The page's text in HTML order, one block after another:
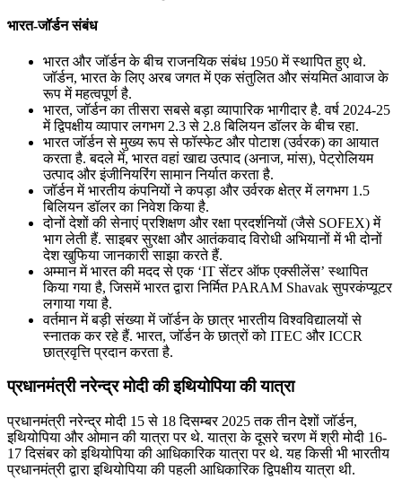
भारत-जॉर्डन संबंध
भारत और जॉर्डन के बीच राजनयिक संबंध 1950 में स्थापित हुए थे.
जॉर्डन, भारत के लिए अरब जगत में एक संतुलित और संयमित आवाज के
रूप में महत्वपूर्ण है.
भारत, जॉर्डन का तीसरा सबसे बड़ा व्यापारिक भागीदार है. वर्ष 2024-25
में द्विपक्षीय व्यापार लगभग 2.3 से 2.8 बिलियन डॉलर के बीच रहा.
भारत जॉर्डन से मुख्य रूप से फॉस्फेट और पोटाश (उर्वरक) का आयात
करता है. बदले में, भारत वहां खाद्य उत्पाद (अनाज, मांस), पेट्रोलियम
उत्पाद और इंजीनियरिंग सामान निर्यात करता है.
जॉर्डन में भारतीय कंपनियों ने कपड़ा और उर्वरक क्षेत्र में लगभग 1.5
बिलियन डॉलर का निवेश किया है.
दोनों देशों की सेनाएं प्रशिक्षण और रक्षा प्रदर्शनियों (जैसे SOFEX) में
भाग लेती हैं. साइबर सुरक्षा और आतंकवाद विरोधी अभियानों में भी दोनों
देश खुफिया जानकारी साझा करते हैं.
अम्मान में भारत की मदद से एक ‘IT सेंटर ऑफ एक्सीलेंस’ स्थापित
किया गया है, जिसमें भारत द्वारा निर्मित PARAM Shavak सुपरकंप्यूटर
लगाया गया है.
वर्तमान में बड़ी संख्या में जॉर्डन के छात्र भारतीय विश्वविद्यालयों से
स्नातक कर रहे हैं. भारत, जॉर्डन के छात्रों को ITEC और ICCR
छात्रवृत्ति प्रदान करता है.
प्रधानमंत्री नरेन्‍द्र मोदी की इथियोपिया की यात्रा
प्रधानमंत्री नरेन्‍द्र मोदी 15 से 18 दिसम्बर 2025 तक तीन देशों जॉर्डन,
इथियोपिया और ओमान की यात्रा पर थे. यात्रा के दूसरे चरण में श्री मोदी 16-
17 दिसंबर को इथियोपिया की आधिकारिक यात्रा पर थे. यह किसी भी भारतीय
प्रधानमंत्री द्वारा इथियोपिया की पहली आधिकारिक द्विपक्षीय यात्रा थी.